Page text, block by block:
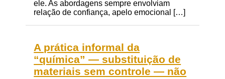
ele. As abordagens sempre envolviam
relação de confiança, apelo emocional […]
A prática informal da
“química” — substituição de
materiais sem controle — não